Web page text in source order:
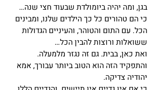
בגן, ומה יהיה ביומולדת שבעוד חצי שנה…
כי הם טהורים כל כך הילדים שלנו, ומבינים
הכל. עם התום והטוהר, והעיניים הגדולות
ששואלות ורוצות להבין הכל…
ואת כאן, בבית. גם זה נגזר מלמעלה.
והתפקיד הזה הוא הטוב ביותר עבורך, אמא
יהודיה צדיקה.